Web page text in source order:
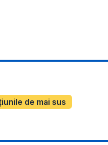
de mai sus